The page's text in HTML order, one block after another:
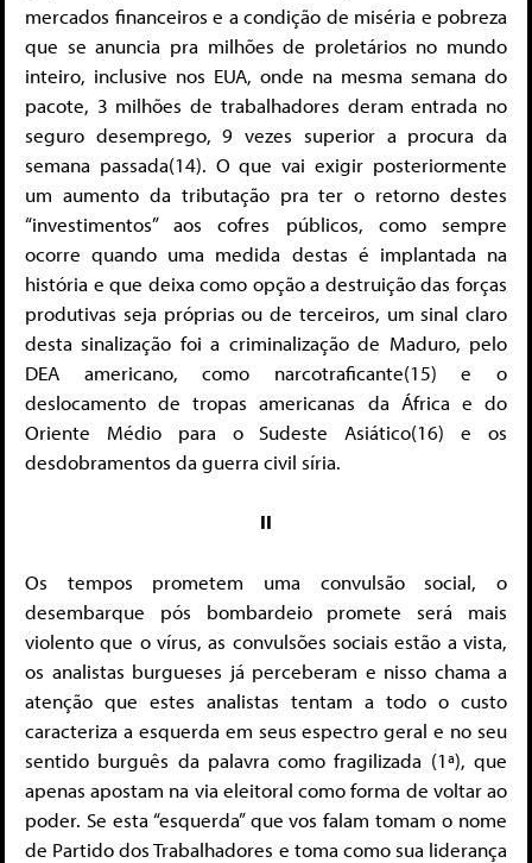
mercados financeiros e a condição de miséria e pobreza
que se anuncia pra milhões de proletários no mundo
inteiro, inclusive nos EUA, onde na mesma semana do
pacote, 3 milhões de trabalhadores deram entrada no
seguro desemprego, 9 vezes superior a procura da
semana passada(14). O que vai exigir posteriormente
um aumento da tributação pra ter o retorno destes
“investimentos” aos cofres públicos, como sempre
ocorre quando uma medida destas é implantada na
história e que deixa como opção a destruição das forças
produtivas seja próprias ou de terceiros, um sinal claro
desta sinalização foi a criminalização de Maduro, pelo
DEA americano, como narcotraficante(15) e o
deslocamento de tropas americanas da África e do
Oriente Médio para o Sudeste Asiático(16) e os
desdobramentos da guerra civil síria.
II
Os tempos prometem uma convulsão social, o
desembarque pós bombardeio promete será mais
violento que o vírus, as convulsões sociais estão a vista,
os analistas burgueses já perceberam e nisso chama a
atenção que estes analistas tentam a todo o custo
caracteriza a esquerda em seus espectro geral e no seu
sentido burguês da palavra como fragilizada (1ª), que
apenas apostam na via eleitoral como forma de voltar ao
poder. Se esta “esquerda” que vos falam tomam o nome
de Partido dos Trabalhadores e toma como sua liderança